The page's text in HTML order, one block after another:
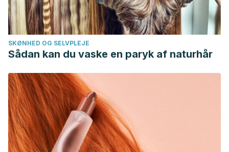
SKØNHED OG SELVPLEJE
Sådan kan du vaske en paryk af naturhår